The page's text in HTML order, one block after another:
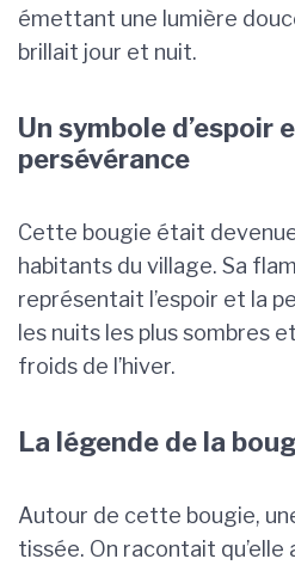
émettant une lumière
brillait jour et nuit.
Un symbole d’espoir
persévérance
Cette bougie était
habitants du village. Sa
représentait l’espoir et la
les nuits les plus sombres
froids de l’hiver.
La légende de la
Autour de cette bougie,
tissée. On racontait